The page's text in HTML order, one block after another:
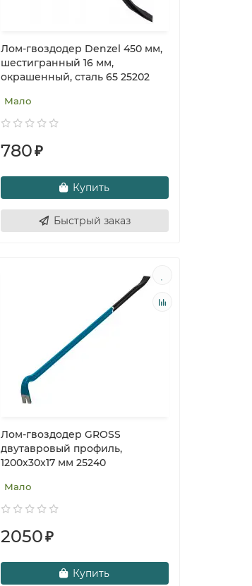
Лом-гвоздодер Denzel 450 мм,
шестигранный 16 мм,
окрашенный, сталь 65 25202
Мало
780₽
Купить
Быстрый заказ
Лом-гвоздодер GROSS
двутавровый профиль,
1200x30x17 мм 25240
Мало
2050₽
Купить